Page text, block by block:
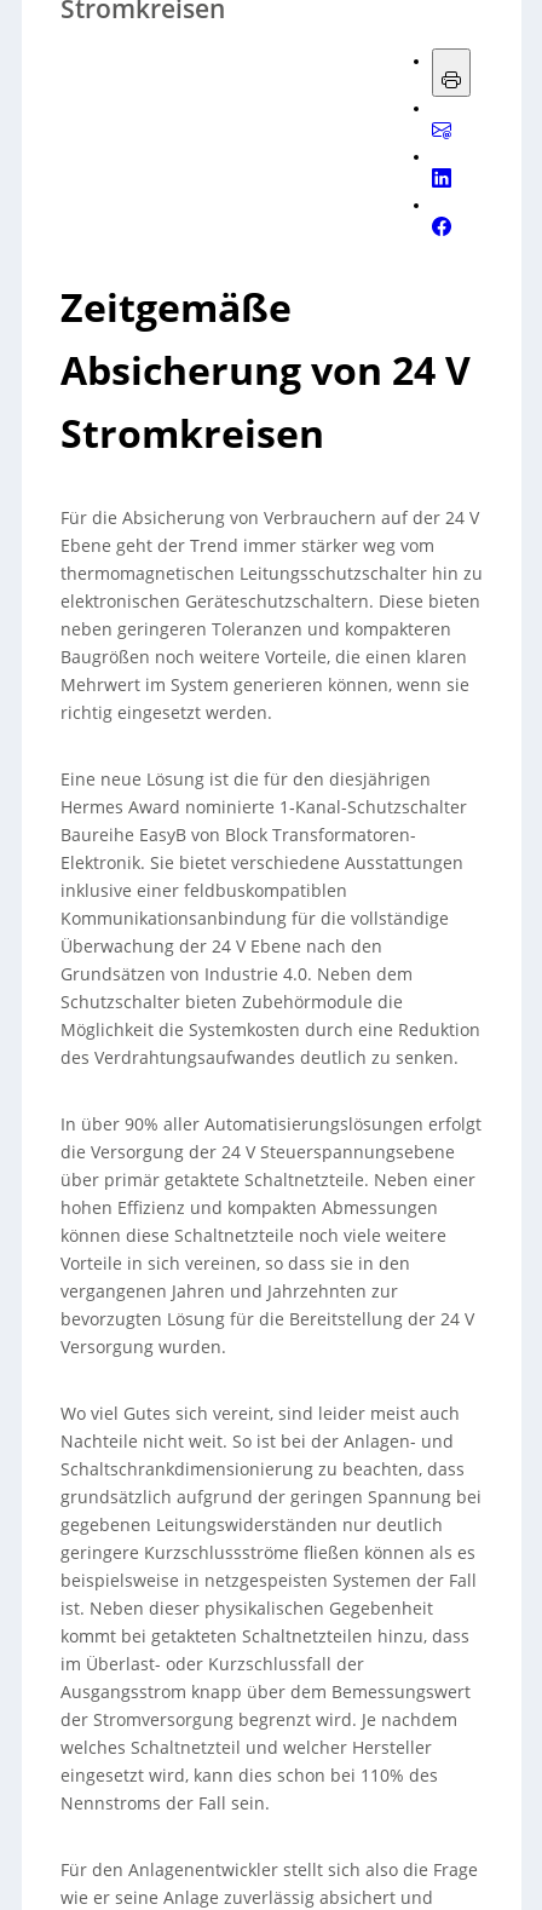
Stromkreisen
Zeitgemäße
Absicherung von 24 V
Stromkreisen
Für die Absicherung von Verbrauchern auf der 24 V
Ebene geht der Trend immer stärker weg vom
thermomagnetischen Leitungsschutzschalter hin zu
elektronischen Geräteschutzschaltern. Diese bieten
neben geringeren Toleranzen und kompakteren
Baugrößen noch weitere Vorteile, die einen klaren
Mehrwert im System generieren können, wenn sie
richtig eingesetzt werden.
Eine neue Lösung ist die für den diesjährigen
Hermes Award nominierte 1‑Kanal-Schutzschalter
Baureihe EasyB von Block Transformatoren-
Elektronik. Sie bietet verschiedene Ausstattungen
inklusive einer feldbuskompatiblen
Kommunikationsanbindung für die vollständige
Überwachung der 24 V Ebene nach den
Grundsätzen von Industrie 4.0. Neben dem
Schutzschalter bieten Zubehörmodule die
Möglichkeit die Systemkosten durch eine Reduktion
des Verdrahtungsaufwandes deutlich zu senken.
In über 90% aller Automatisierungslösungen erfolgt
die Versorgung der 24 V Steuerspannungsebene
über primär getaktete Schaltnetzteile. Neben einer
hohen Effizienz und kompakten Abmessungen
können diese Schaltnetzteile noch viele weitere
Vorteile in sich vereinen, so dass sie in den
vergangenen Jahren und Jahrzehnten zur
bevorzugten Lösung für die Bereitstellung der 24 V
Versorgung wurden.
Wo viel Gutes sich vereint, sind leider meist auch
Nachteile nicht weit. So ist bei der Anlagen- und
Schaltschrankdimensionierung zu beachten, dass
grundsätzlich aufgrund der geringen Spannung bei
gegebenen Leitungswiderständen nur deutlich
geringere Kurzschlussströme fließen können als es
beispielsweise in netzgespeisten Systemen der Fall
ist. Neben dieser physikalischen Gegebenheit
kommt bei getakteten Schaltnetzteilen hinzu, dass
im Überlast- oder Kurzschlussfall der
Ausgangsstrom knapp über dem Bemessungswert
der Stromversorgung begrenzt wird. Je nachdem
welches Schaltnetzteil und welcher Hersteller
eingesetzt wird, kann dies schon bei 110% des
Nennstroms der Fall sein.
Für den Anlagenentwickler stellt sich also die Frage
wie er seine Anlage zuverlässig absichert und